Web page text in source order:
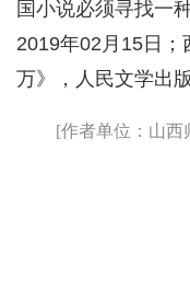
国小说必须寻找一
2019年02月15日
万》，人民文学出
[作者单位：山西